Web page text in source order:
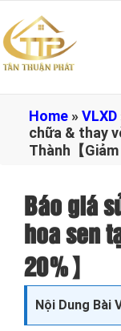
Home »VLXD
chữa & thay
Thành【Giảm
Báo giá
hoa sen
20%】
Nội Dung Bài